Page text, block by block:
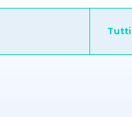
Tutti